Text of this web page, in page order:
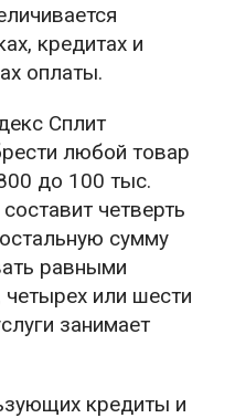
кредитах и
оплаты.
Сплит
любой товар
до 100 тыс.
четверть
сумму
равными
четырех или шести
занимает
кредиты и